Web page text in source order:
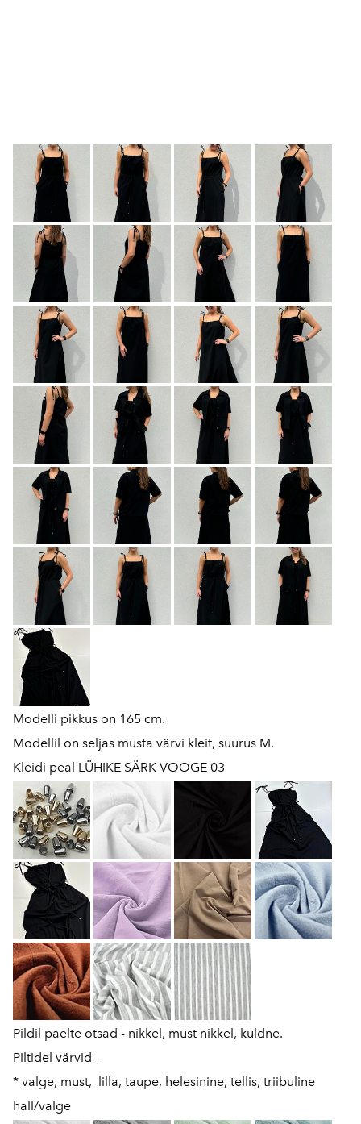
Modelli pikkus on 165 cm.
Modellil on seljas musta värvi kleit, suurus M.
Kleidi peal LÜHIKE SÄRK VOOGE 03
Pildil paelte otsad - nikkel, must nikkel, kuldne.
Piltidel värvid -
* valge, must, lilla, taupe, helesinine, tellis, triibuline
hall/valge